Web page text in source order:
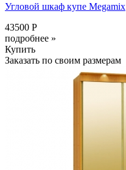
Угловой шкаф купе Megamix
43500 Р
подробнее »
Купить
Заказать по своим размерам